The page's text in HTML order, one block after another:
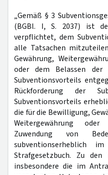
„Gemäß § 3
(BGBl. I, S. 2037) ist
verpflichtet, dem
alle Tatsachen
Gewährung,
oder dem Belassen der
Subventionsvorteils
Rückforderung der
Subventionsvorteils
die für die Bewilligung,
Weitergewährung
Zuwendung von
subventionserheblich
Strafgesetzbuch. Zu
insbesondere die im